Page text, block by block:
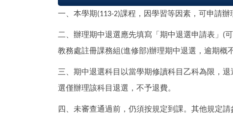
一、本學期(113-2)課程，因學習等因素，可申請辦
二、辦理期中退選應先填寫「期中退選申請表」 (
教務處註冊課務組 (進修部)辦理期中退選，逾期概
三、期中退選科目以當學期修讀科目乙科為限，
選僅辦理該科目退選，不予退費。
四、未審查通過前，仍須按規定到課。其他規定